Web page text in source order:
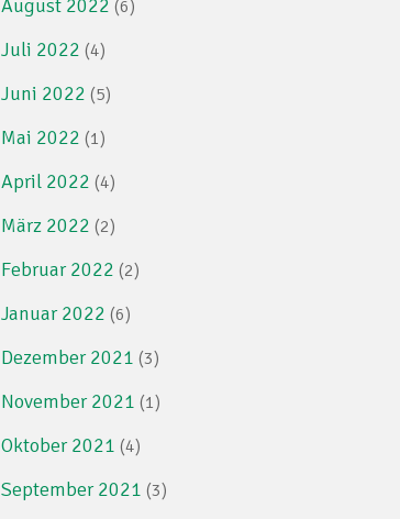
August 2022 (6)
Juli 2022 (4)
Juni 2022 (5)
Mai 2022 (1)
April 2022 (4)
März 2022 (2)
Februar 2022 (2)
Januar 2022 (6)
Dezember 2021 (3)
November 2021 (1)
Oktober 2021 (4)
September 2021 (3)